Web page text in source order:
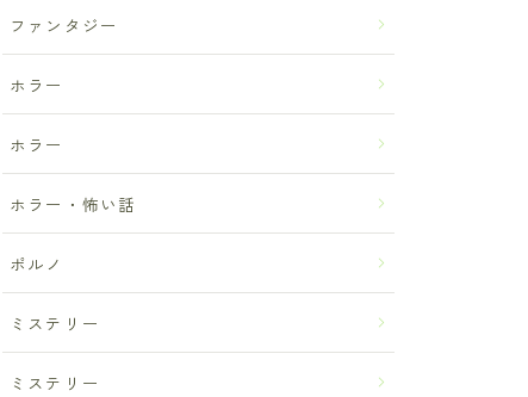
ファンタジー
ホラー
ホラー
ホラー・怖い話
ポルノ
ミステリー
ミステリー